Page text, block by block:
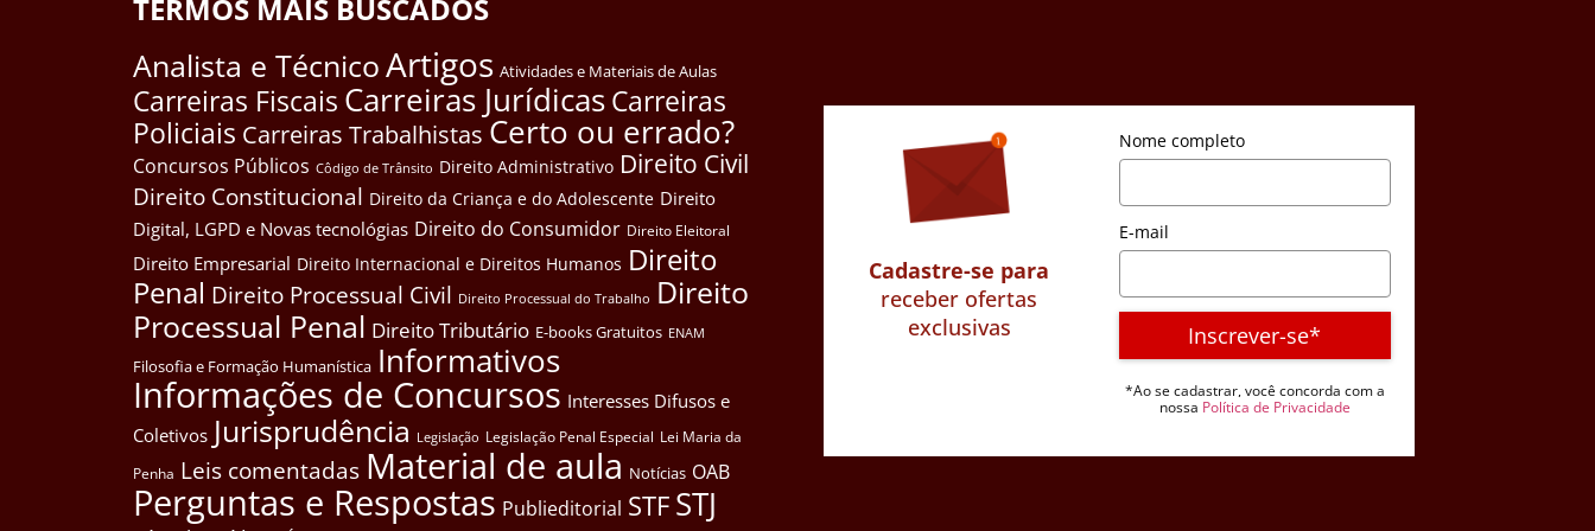
TERMOS MAIS BUSCADOS
Analista e TécnicoArtigos Atividades e Materiais de Aulas
Carreiras Fiscais Carreiras JurídicasCarreiras
Policiais Carreiras Trabalhistas Certo ou errado?
Concursos Públicos Côdigo de Trânsito Direito Administrativo Direito Civil
Direito Constitucional Direito da Criança e do Adolescente Direito
Digital, LGPD e Novas tecnológias Direito do Consumidor Direito Eleitoral
Direito Empresarial Direito Internacional e Direitos Humanos Direito
Penal Direito Processual Civil Direito Processual do Trabalho Direito
Processual Penal Direito Tributário E-books Gratuitos ENAM
Filosofia e Formação Humanística Informativos
Informações de Concursos Interesses Difusos e
Coletivos Jurisprudência Legislação Legislação Penal Especial Lei Maria da
Penha Leis comentadas Material de aula Notícias OAB
Perguntas e Respostas Publieditorial STFSTJ
Cadastre-se para
receber ofertas
exclusivas
Nome completo
E-mail
Inscrever-se*
*Ao se cadastrar, você concorda com a
nossa Política de Privacidade